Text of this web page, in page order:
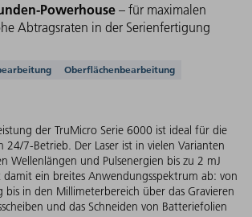
Powerhouse– für maximalen
Abtragsraten in der Serienfertigung
Anwendungen
Oberflächenbearbeitung
der TruMicro Serie 6000 ist ideal für die
7-Betrieb. Der Laser ist in vielen Varianten
Wellenlängen und Pulsenergien bis zu 2 mJ
ein breites Anwendungsspektrum ab: von
bis in den Millimeterbereich über das Gravieren
und das Schneiden von Batteriefolien